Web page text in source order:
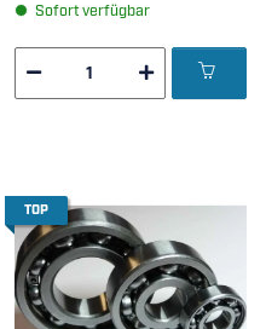
Sofort verfügbar
TOP